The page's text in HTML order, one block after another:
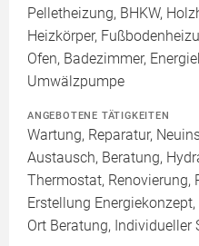
Pelletheizung, BHKW,
Heizkörper,
Ofen, Badezimmer,
Umwälzpumpe
ANGEBOTENE TÄTIGKEITEN
Wartung, Reparatur,
Austausch, Beratung,
Thermostat, Renovierung,
Erstellung
Ort Beratung, Individueller